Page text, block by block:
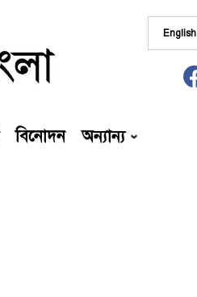
English
বিনোদন অন্যান্য